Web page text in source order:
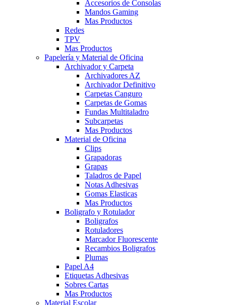
Accesorios de Consolas
Mandos Gaming
Mas Productos
Redes
TPV
Mas Productos
Papelería y Material de Oficina
Archivador y Carpeta
Archivadores AZ
Archivador Definitivo
Carpetas Canguro
Carpetas de Gomas
Fundas Multitaladro
Subcarpetas
Mas Productos
Material de Oficina
Clips
Grapadoras
Grapas
Taladros de Papel
Notas Adhesivas
Gomas Elasticas
Mas Productos
Boligrafo y Rotulador
Boligrafos
Rotuladores
Marcador Fluorescente
Recambios Boligrafos
Plumas
Papel A4
Etiquetas Adhesivas
Sobres Cartas
Mas Productos
Material Escolar